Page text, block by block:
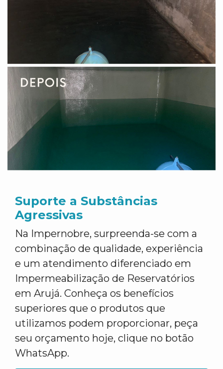
Suporte a Substâncias
Agressivas
Na Impernobre, surpreenda-se com a
combinação de qualidade, experiência
e um atendimento diferenciado em
Impermeabilização de Reservatórios
em Arujá. Conheça os benefícios
superiores que o produtos que
utilizamos podem proporcionar, peça
seu orçamento hoje, clique no botão
WhatsApp.